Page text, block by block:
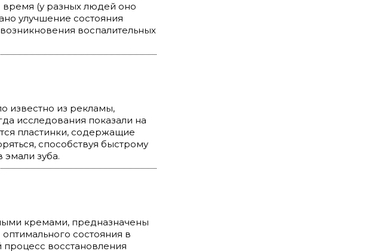
время (у разных людей оно
улучшение состояния
воспалительных
известно из рекламы,
исследования показали на
пластинки, содержащие
способствуя быстрому
зуба.
кремами, предназначены
состояния в
восстанов­ления